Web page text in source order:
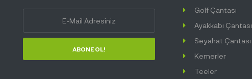
ABONE OL!
Golf Çantası
Ayakkabı Çantası
Seyahat Çantası
Kemerler
Teeler